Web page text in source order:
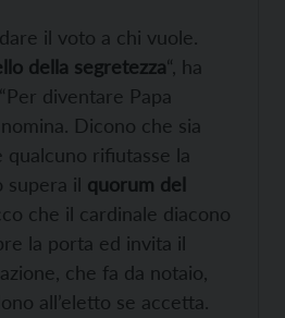
il voto a chi vuole.
della segretezza“, ha
diventare Papa
Dicono che sia
qualcuno rifiutasse la
supera il quorum del
che il cardinale diacono
la porta ed invita il
che fa da notaio,
all’eletto se accetta.